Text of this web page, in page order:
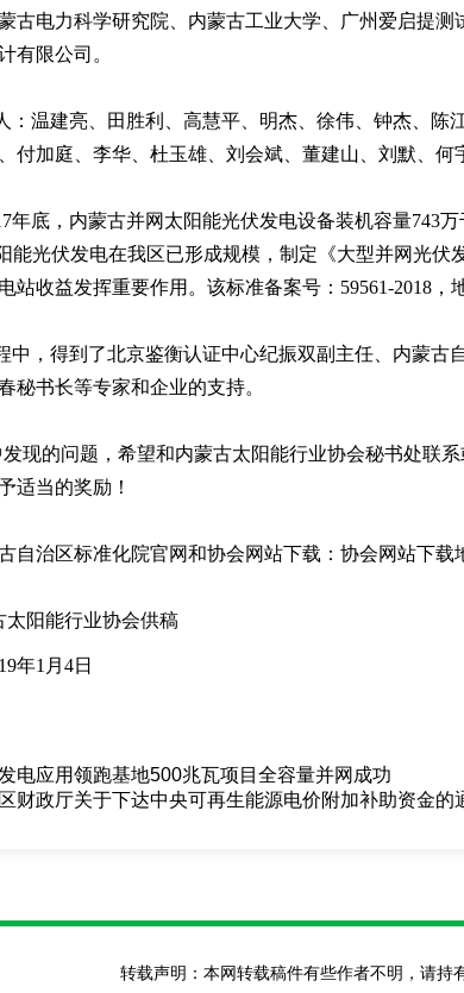
古电力科学研究院 内蒙古工业大学 广州爱启提测
有限公司 。
： 温建亮 田胜利 高慧平 明杰 徐伟 钟杰 陈
付加庭 李华 杜玉雄 刘会斌 董建山 刘默 何
年底 ， 内蒙古并网太阳能光伏发电设备装机容量743万
能光伏发电在我区已形成规模 ， 制定 《大型并网光伏
站收益发挥重要作用 。 该标准备案号 ： 59561-2018，
中 ， 得到了北京鉴衡认证中心纪振双副主任 内蒙古
秘书长等专家和企业的支持。
现的问题 ，希望和内蒙古太阳能行业协会秘书处联
适当的奖励 ！
自治区标准化院官网和协会网站下载 ： 协会网站下载
太阳能行业协会供稿
年1 月 4日
电应用领跑基地500兆瓦项目全容量并网成功
财政厅关于下达中央可再生能源电价附加补助资金的
转载声明：本网转载稿件有些作者不明，请持